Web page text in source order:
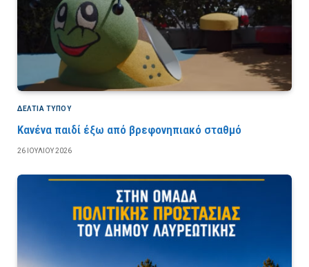
ΔΕΛΤΙΑ ΤΥΠΟΥ
Κανένα παιδί έξω από βρεφονηπιακό σταθμό
26 ΙΟΥΛΊΟΥ 2026